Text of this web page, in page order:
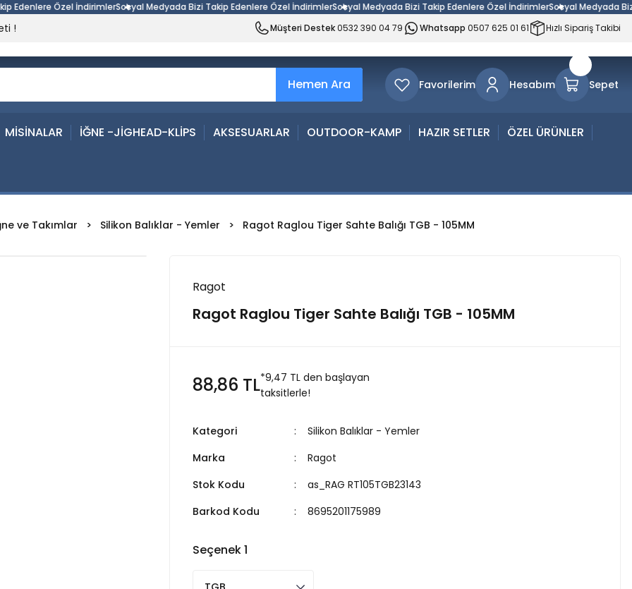
Özel İndirimlerSosyal Medyada Bizi Takip Edenlere Özel İndirimlerSosyal Medyada Bizi Takip Edenlere Özel İndirimlerSosyal Medyada Bizi
! Müşteri Destek0532 390 04 79 Whatsapp 0507 625 01 61 Hızlı Sipariş Takibi
Hemen Ara Favorilerim Hesabım Sepet
MİSİNALAR İĞNE -JİGHEAD-KLİPS AKSESUARLAR OUTDOOR-KAMP HAZIR SETLER ÖZEL ÜRÜNLER
ve Takımlar Silikon Balıklar - Yemler Ragot Raglou Tiger Sahte Balığı TGB - 105MM
Ragot
Ragot Raglou Tiger Sahte Balığı TGB - 105MM
88,86 TL*9,47 TL den başlayan
taksitlerle!
Kategori
Silikon Balıklar - Yemler
Marka
Ragot
Stok Kodu
as_RAG RT105TGB23143
Barkod Kodu
8695201175989
Seçenek 1